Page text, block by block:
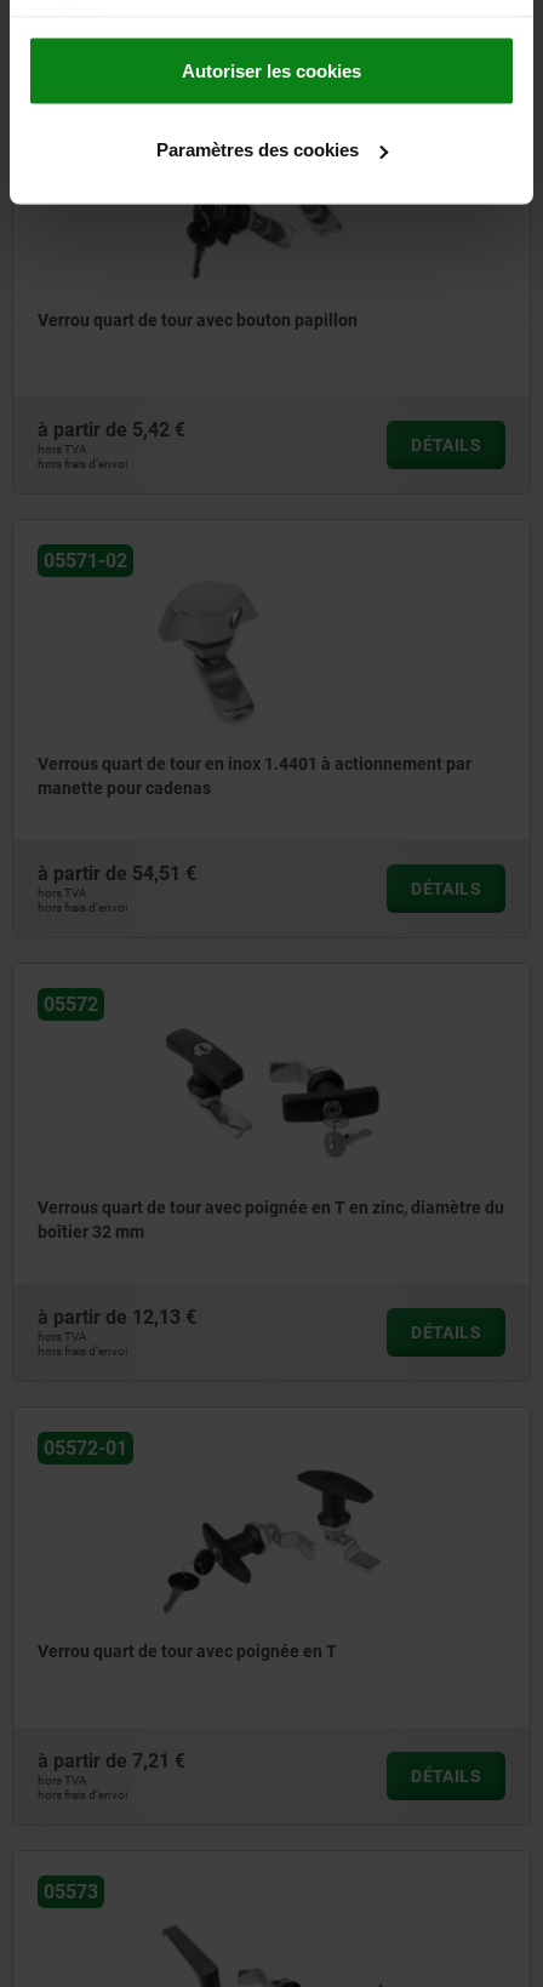
Autoriser les cookies
Paramètres des cookies
Verrou quart de tour avec bouton papillon
à partir de 5,42 €
hors TVA
hors frais d’envoi
DÉTAILS
05571-02
Verrous quart de tour en inox 1.4401 à actionnement par
manette pour cadenas
à partir de 54,51 €
hors TVA
hors frais d’envoi
DÉTAILS
05572
Verrous quart de tour avec poignée en T en zinc, diamètre du
boîtier 32 mm
à partir de 12,13 €
hors TVA
hors frais d’envoi
DÉTAILS
05572-01
Verrou quart de tour avec poignée en T
à partir de 7,21 €
hors TVA
hors frais d’envoi
DÉTAILS
05573